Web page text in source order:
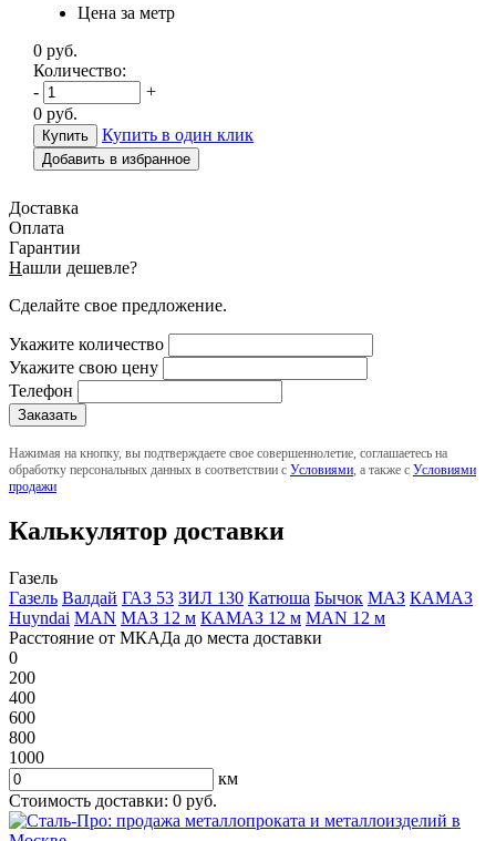
Цена за метр
0 руб.
Количество:
-
+
0 руб.
Купить в один клик
Добавить в избранное
Доставка
Оплата
Гарантии
Нашли дешевле?
Сделайте свое предложение.
Укажите количество
Укажите свою цену
Телефон
Нажимая на кнопку, вы подтверждаете свое совершеннолетие, соглашаетесь на
обработку персональных данных в соответствии с Условиями , а также с Условиями
продажи
Калькулятор доставки
Газель
Газель Валдай ГАЗ 53 ЗИЛ 130 Катюша Бычок МАЗ КАМАЗ
Huyndai MAN МАЗ 12 м КАМАЗ 12 м MAN 12 м
Расстояние от МКАДа до места доставки
0
200
400
600
800
1000
км
Стоимость доставки: 0 руб.